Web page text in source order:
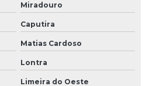
Miradouro
Caputira
Matias Cardoso
Lontra
Limeira do Oeste